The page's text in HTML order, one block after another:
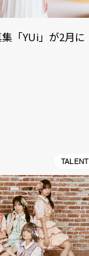
「YUi」が2月に
TALENT